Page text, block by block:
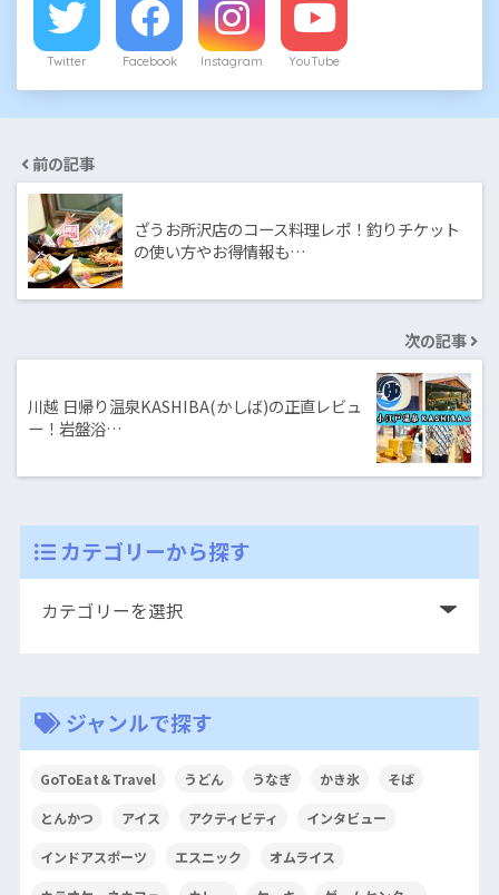
Twitter Facebook Instagram YouTube
前の記事
ざうお所沢店のコース料理レポ！釣りチケット
の使い方やお得情報も…
次の記事
川越 日帰り温泉KASHIBA(かしば)の正直レビュ
ー！岩盤浴…
カテゴリーから探す
ジャンルで探す
GoToEat＆Travel うどん うなぎ かき氷 そば
とんかつ アイス アクティビティ インタビュー
インドアスポーツ エスニック オムライス